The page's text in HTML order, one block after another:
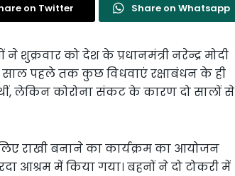
on Twitter Share on Whatsapp
शुक्रवार को देश के प्रधानमंत्री नरेन्द्र मोदी
पहले तक कुछ विधवाएं रक्षाबंधन के ही
थीं, लेकिन कोरोना संकट के कारण दो सालों से
राखी बनाने का कार्यक्रम का आयोजन
आश्रम में किया गया। बहनों ने दो टोकरी में